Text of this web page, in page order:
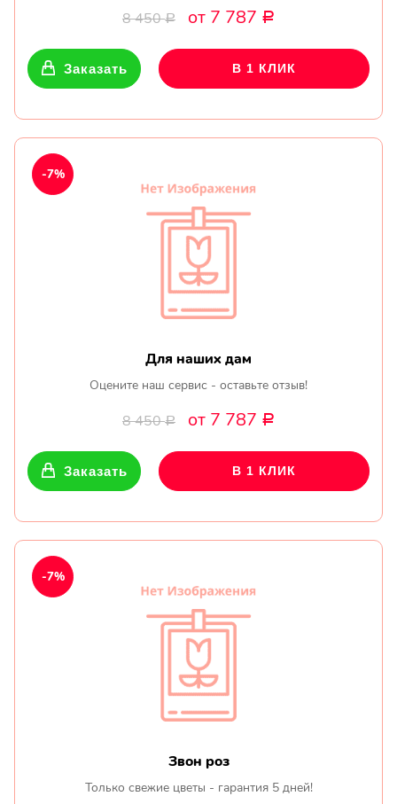
8 450Р от 7 787 Р
Заказать В 1 КЛИК
Для наших дам
Оцените наш сервис - оставьте отзыв!
8 450Р от 7 787 Р
-7%
Заказать В 1 КЛИК
Звон роз
Только свежие цветы - гарантия 5 дней!
-7%